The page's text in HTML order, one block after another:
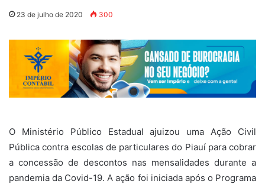
23 de julho de 2020 300
O Ministério Público Estadual ajuizou uma Ação Civil
Pública contra escolas de particulares do Piauí para cobrar
a concessão de descontos nas mensalidades durante a
pandemia da Covid-19. A ação foi iniciada após o Programa